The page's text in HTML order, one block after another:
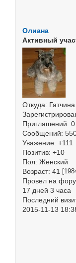
Олиана
Активный
Откуда:
Приглашений: 0
Сообщений:
Уважение: +111
Позитив: +10
Пол: Женский
Возраст: 41
Провел на
17 дней 3 часа
Последний
2015-11-13